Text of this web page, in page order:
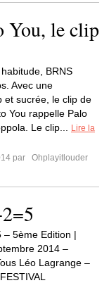
You, le clip
BRNS
Avec une
et sucrée, le clip de
You rappelle Palo
Le clip...
Lire la
par
Ohplayitlouder
– 5ème Edition |
2014 –
Léo Lagrange –